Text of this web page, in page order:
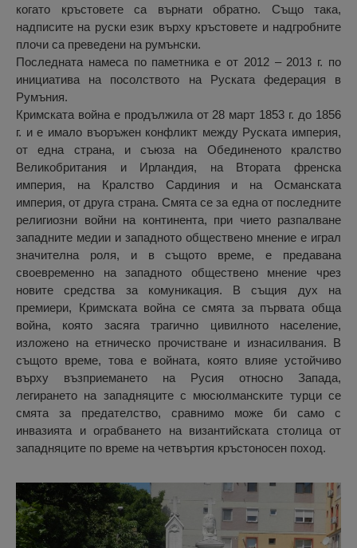
когато кръстовете са върнати обратно. Също така,
надписите на руски език върху кръстовете и надгробните
плочи са преведени на румънски.
Последната намеса по паметника е от 2012 – 2013 г. по
инициатива на посолството на Руската федерация в
Румъния.
Кримската война е продължила от 28 март 1853 г. до 1856
г. и е имало въоръжен конфликт между Руската империя,
от една страна, и съюза на Обединеното кралство
Великобритания и Ирландия, на Втората френска
империя, на Кралство Сардиния и на Османската
империя, от друга страна. Смята се за една от последните
религиозни войни на континента, при чието разпалване
западните медии и западното обществено мнение е играл
значителна роля, и в същото време, е предавана
своевременно на западното обществено мнение чрез
новите средства за комуникация. В същия дух на
премиери, Кримската война се смята за първата обща
война, която засяга трагично цивилното население,
изложено на етническо прочистване и изнасилвания. В
същото време, това е войната, която влияе устойчиво
върху възприемането на Русия относно Запада,
легирането на западняците с мюсюлманските турци се
смята за предателство, сравнимо може би само с
инвазията и ограбването на византийската столица от
западняците по време на четвъртия кръстоносен поход.